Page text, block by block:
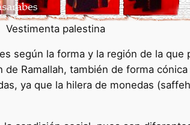
Vestimenta palestina
según la forma y la región de la
Ramallah, también de forma
ya que la hilera de monedas